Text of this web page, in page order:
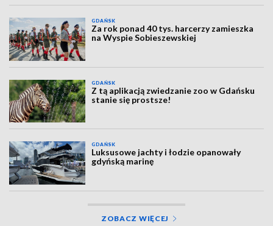
GDAŃSK
Za rok ponad 40 tys. harcerzy zamieszka
na Wyspie Sobieszewskiej
GDAŃSK
Z tą aplikacją zwiedzanie zoo w Gdańsku
stanie się prostsze!
GDAŃSK
Luksusowe jachty i łodzie opanowały
gdyńską marinę
ZOBACZ WIĘCEJ